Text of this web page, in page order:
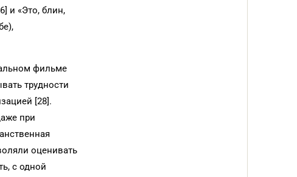
и «Это, блин,
фильме
трудности
[28].
при
оценивать
с одной